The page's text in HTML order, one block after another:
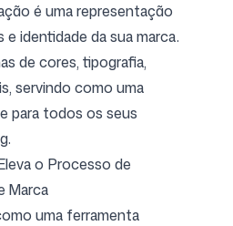
é uma representação
e identidade da sua marca.
de cores, tipografia,
servindo como uma
para todos os seus
o Processo de
Marca
uma ferramenta